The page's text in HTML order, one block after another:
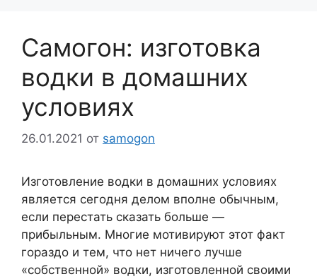
Самогон: изготовка
водки в домашних
условиях
26.01.2021 от samogon
Изготовление водки в домашних условиях
является сегодня делом вполне обычным,
если перестать сказать больше —
прибыльным. Многие мотивируют этот факт
гораздо и тем, что нет ничего лучше
«собственной» водки, изготовленной своими